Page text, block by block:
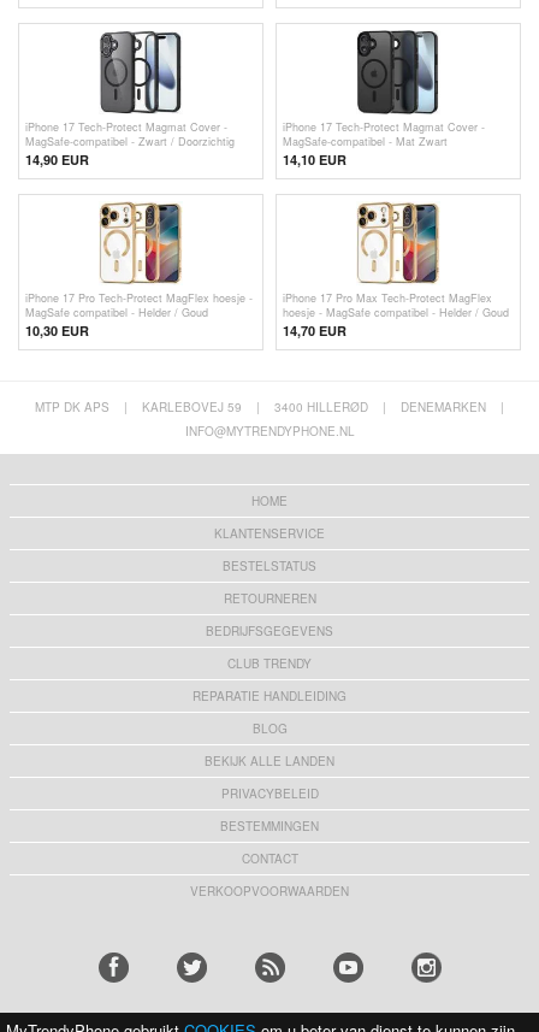
iPhone 17 Tech-Protect Magmat Cover -
MagSafe-compatibel - Zwart / Doorzichtig
14,90 EUR
iPhone 17 Tech-Protect Magmat Cover -
MagSafe-compatibel - Mat Zwart
14,10 EUR
iPhone 17 Pro Tech-Protect MagFlex hoesje -
MagSafe compatibel - Helder / Goud
10,30 EUR
iPhone 17 Pro Max Tech-Protect MagFlex
hoesje - MagSafe compatibel - Helder / Goud
14,70 EUR
MTP DK APS | KARLEBOVEJ 59 | 3400 HILLERØD | DENEMARKEN
|
INFO@MYTRENDYPHONE.NL
HOME
KLANTENSERVICE
BESTELSTATUS
RETOURNEREN
BEDRIJFSGEGEVENS
CLUB TRENDY
REPARATIE HANDLEIDING
BLOG
BEKIJK ALLE LANDEN
PRIVACYBELEID
BESTEMMINGEN
CONTACT
VERKOOPVOORWAARDEN